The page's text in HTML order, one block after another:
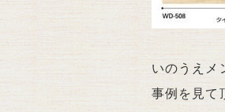
いのうえメ
事例を見て